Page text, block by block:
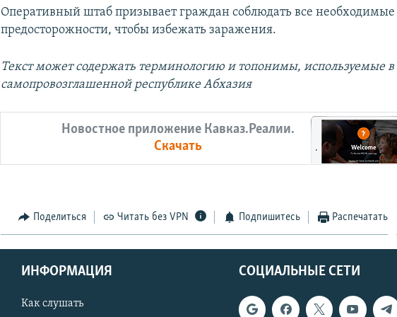
Оперативный штаб призывает граждан соблюдать все
предосторожности, чтобы избежать заражения.
Текст может содержать терминологию и топонимы, используемые в
самопровозглашенной республике Абхазия
Новостное приложение Кавказ.Реалии.
Скачать
Поделиться Читать без VPN Подпишитесь Распечатать
СОЦИАЛЬНЫЕ СЕТИ
ИНФОРМАЦИЯ
Как слушать